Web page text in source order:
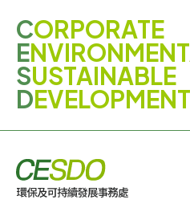
CORPORATE
E
SUSTAINABLE
DEVELOPMENT